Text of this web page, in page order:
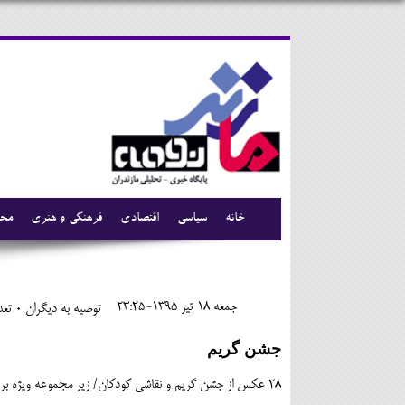
فرهنگی و هنری اقتصادی سیاسی خانه
توصیه به دیگران 0 جمعه 18 تير 1395-23:25
جشن گریم
28 عکس از جشن گریم و نقاشی کودکان/ زیر مجموعه ویژه برنامه های تابستان شاد ساری(عکس از اکبر قاسم پور)